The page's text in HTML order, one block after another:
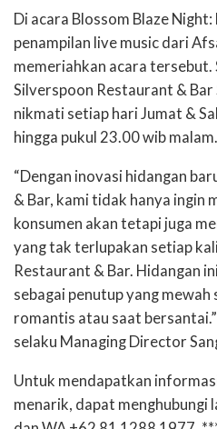
Di acara Blossom Blaze
penampilan live music dari
memeriahkan acara tersebut.
Silverspoon Restaurant & Bar
nikmati setiap hari Jumat &
hingga pukul 23.00 wib malam.
“Dengan inovasi hidangan
& Bar, kami tidak hanya ingin
konsumen akan tetapi juga
yang tak terlupakan setiap
Restaurant & Bar. Hidangan
sebagai penutup yang
romantis atau saat
selaku Managing Director
Untuk mendapatkan
menarik, dapat menghubungi